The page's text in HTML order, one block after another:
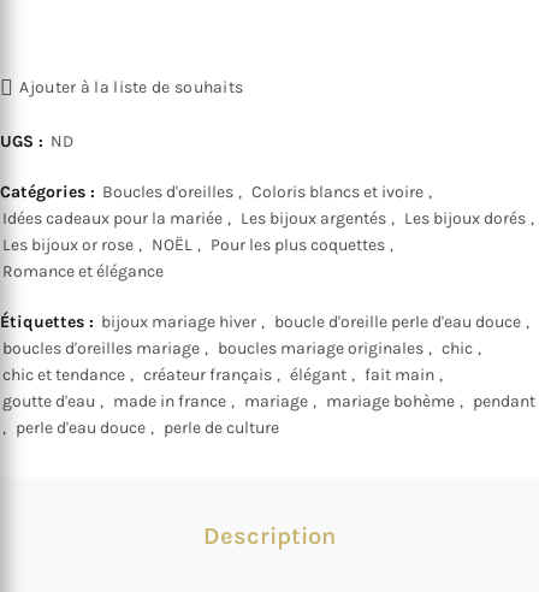
Ajouter à la liste de souhaits
UGS : ND
Catégories : Boucles d'oreilles , Coloris blancs et ivoire ,
Idées cadeaux pour la mariée , Les bijoux argentés , Les bijoux dorés ,
Les bijoux or rose , NOËL , Pour les plus coquettes ,
Romance et élégance
Étiquettes : bijoux mariage hiver , boucle d'oreille perle d'eau douce ,
boucles d'oreilles mariage , boucles mariage originales , chic ,
chic et tendance , créateur français , élégant , fait main ,
goutte d'eau , made in france , mariage , mariage bohème , pendant
, perle d'eau douce , perle de culture
Description